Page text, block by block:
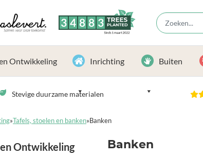
3 4 8 8 3 TREES
PLANTED
Sinds 1 maart 2022
Ontwikkeling Inrichting Buiten
Stevige duurzame materialen
»Tafels, stoelen en banken» Banken
Ontwikkeling Banken